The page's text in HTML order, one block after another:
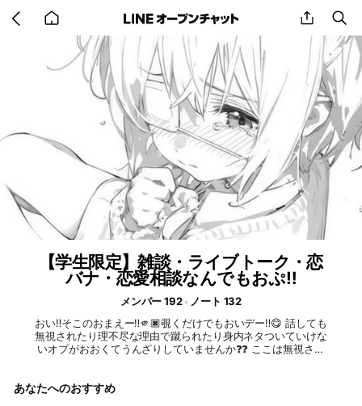
back
home
share
【学生限定】雑談・ライブトーク・恋
バナ・恋愛相談なんでもおぷ‼️
メンバー 192
ノート 132
おい‼️そこのおまえー‼️🫵🏿覗くだけでもおいデー‼️😋 話しても
無視されたり理不尽な理由で蹴られたり身内ネタついていけな
いオプがおおくてうんざりしていませんか❓❓ ここは無視され
来てね‼️ ルールはゆるく楽しめるオプです‼️ 覗くだけでも⭕️に
あなたへのおすすめ